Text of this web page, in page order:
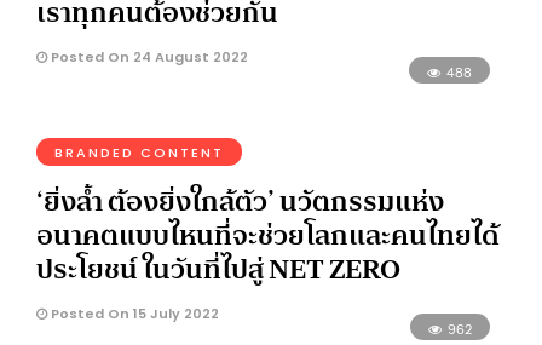
เราทุกคนต้องช่วยกัน
Posted On 24 August 2022
488
BRANDED CONTENT
‘ยิ่งล้ำ ต้องยิ่งใกล้ตัว’ นวัตกรรมแห่ง
อนาคตแบบไหนที่จะช่วยโลกและคนไทยได้
ประโยชน์ ในวันที่ไปสู่ NET ZERO
Posted On 15 July 2022
962